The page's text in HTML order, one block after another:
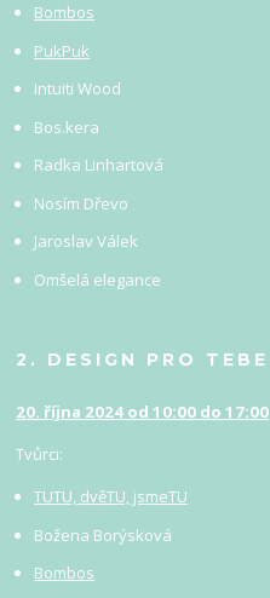
Bombos
PukPuk
Intuiti Wood
Bos.kera
Radka Linhartová
Nosím Dřevo
Jaroslav Válek
Omšelá elegance
2. DESIGN PRO TEBE
20. října 2024 od 10:00 do 17:00
Tvůrci:
TUTU, dvěTU, jsmeTU
Božena Borýsková
Bombos